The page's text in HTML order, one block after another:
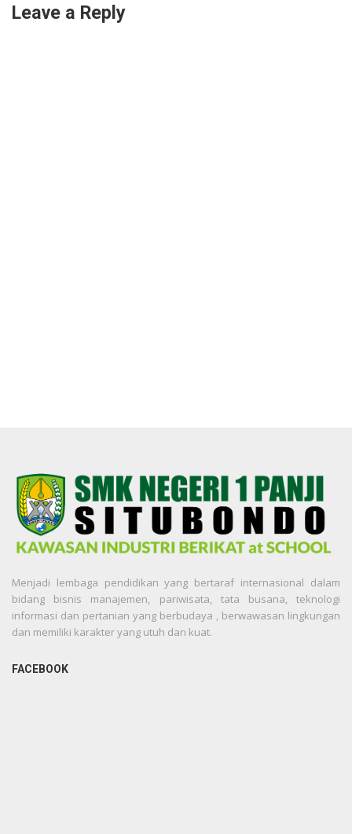
Leave a Reply
Menjadi lembaga pendidikan yang bertaraf internasional dalam
bidang bisnis manajemen, pariwisata, tata busana, teknologi
informasi dan pertanian yang berbudaya , berwawasan lingkungan
dan memiliki karakter yang utuh dan kuat.
FACEBOOK